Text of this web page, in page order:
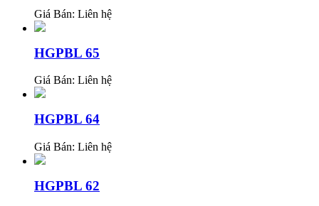
Giá Bán: Liên hệ
HGPBL 65
Giá Bán: Liên hệ
HGPBL 64
Giá Bán: Liên hệ
HGPBL 62